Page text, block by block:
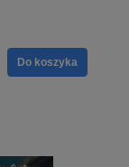
Do koszyka